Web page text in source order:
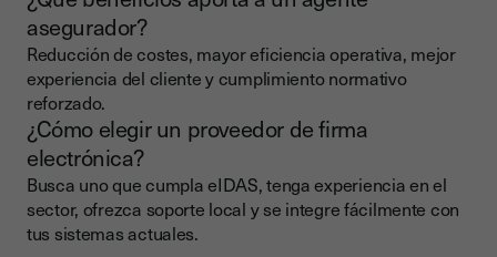
asegurador?
Reducción de costes, mayor eficiencia operativa, mejor
experiencia del cliente y cumplimiento normativo
reforzado.
¿Cómo elegir un proveedor de firma
electrónica?
Busca uno que cumpla eIDAS, tenga experiencia en el
sector, ofrezca soporte local y se integre fácilmente con
tus sistemas actuales.